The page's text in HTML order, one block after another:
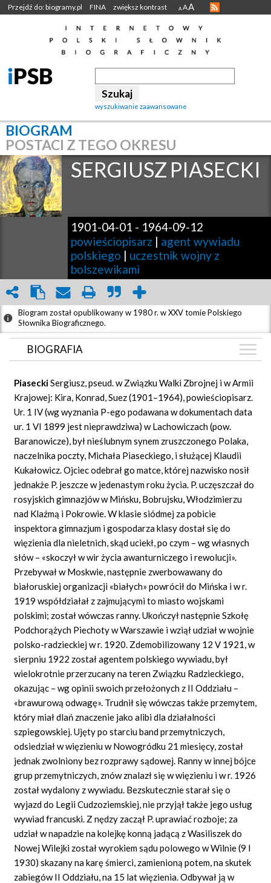
Przejdź do: biogramy.pl FINA zwiększ kontrast A AA
wyszukiwanie zaawansowane
BIOGRAM
POSTACI Z TEGO OKRESU
SERGIUSZ PIASECKI
1901-04-01 - 1964-09-12
powieściopisarz | agent wywiadu
polskiego | uczestnik wojny z
bolszewikami
Biogram został opublikowany w 1980 r. w XXV tomie Polskiego
Słownika Biograficznego.
BIOGRAFIA
ZDJĘCIA
(4)
GRAF POWIĄZAŃ
DYSKUSJA
Mapa
PiaseckiSergiusz, pseud. w Związku Walki Zbrojnej i w Armii
Krajowej: Kira, Konrad, Suez (1901–1964), powieściopisarz.
Ur. 1 IV (wg wyznania P-ego podawana w dokumentach data
ur. 1 VI 1899 jest nieprawdziwa) w Lachowiczach (pow.
Baranowicze), był nieślubnym synem zruszczonego Polaka,
naczelnika poczty, Michała Piaseckiego, i służącej Klaudii
Kukałowicz. Ojciec odebrał go matce, której nazwisko nosił
jednakże P. jeszcze w jedenastym roku życia. P. uczęszczał do
rosyjskich gimnazjów w Mińsku, Bobrujsku, Włodzimierzu
nad Klaźmą i Pokrowie. W klasie siódmej za pobicie
inspektora gimnazjum i gospodarza klasy dostał się do
więzienia dla nieletnich, skąd uciekł, po czym – wg własnych
słów – «skoczył w wir życia awanturniczego i rewolucji».
Przebywał w Moskwie, następnie zwerbowawany do
białoruskiej organizacji «białych» powrócił do Mińska i w r.
1919 współdziałał z zajmującymi to miasto wojskami
polskimi; został wówczas ranny. Ukończył następnie Szkołę
Podchorążych Piechoty w Warszawie i wziął udział w wojnie
polsko-radzieckiej w r. 1920. Zdemobilizowany 12 V 1921, w
sierpniu 1922 został agentem polskiego wywiadu, był
wielokrotnie przerzucany na teren Związku Radzieckiego,
okazując – wg opinii swoich przełożonych z II Oddziału –
«brawurową odwagę». Trudnił się wówczas także przemytem,
który miał dlań znaczenie jako alibi dla działalności
szpiegowskiej. Ujęty po starciu band przemytniczych,
odsiedział w więzieniu w Nowogródku 21 miesięcy, został
jednak zwolniony bez rozprawy sądowej. Ranny w innej bójce
grup przemytniczych, znów znalazł się w więzieniu i w r. 1926
został wydalony z wywiadu. Bezskutecznie starał się o
wyjazd do Legii Cudzoziemskiej, nie przyjął także jego usług
wywiad francuski. Z nędzy zaczął P. uprawiać rozboje; za
udział w napadzie na kolejkę konną jadącą z Wasiliszek do
Nowej Wilejki został wyrokiem sądu polowego w Wilnie (9 I
1930) skazany na karę śmierci, zamienioną potem, na skutek
zabiegów II Oddziału, na 15 lat więzienia. Odbywał ją w